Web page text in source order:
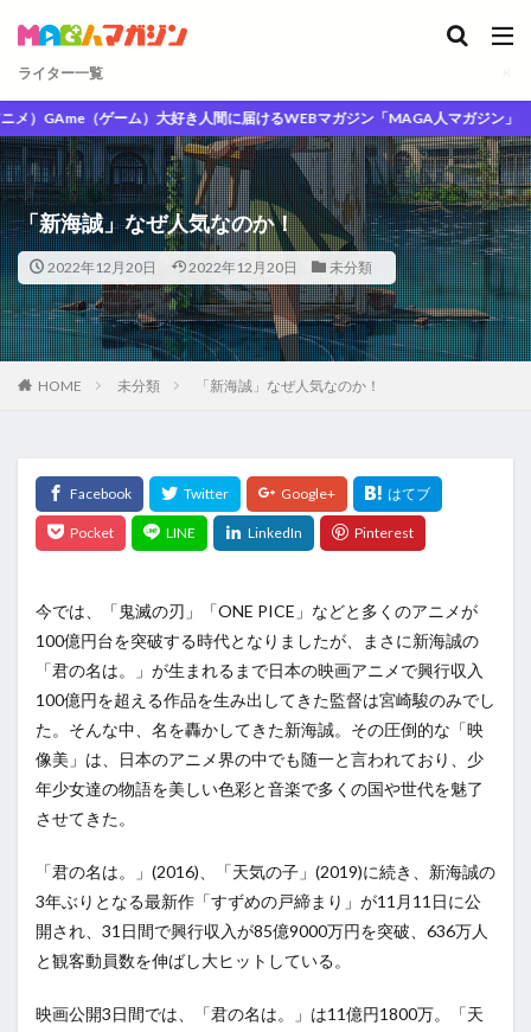
ライター一覧
（ゲーム）大好き人間に届けるWEBマガジン「MAGA人マガジン」
「新海誠」なぜ人気なのか！
2022年12月20日 2022年12月20日 未分類
HOME 未分類 「新海誠」なぜ人気なのか！
今では、「鬼滅の刃」「ONE PICE」などと多くのアニメが
100億円台を突破する時代となりましたが、まさに新海誠の
「君の名は。」が生まれるまで日本の映画アニメで興行収入
100億円を超える作品を生み出してきた監督は宮崎駿のみでし
た。そんな中、名を轟かしてきた新海誠。その圧倒的な「映
像美」は、日本のアニメ界の中でも随一と言われており、少
年少女達の物語を美しい色彩と音楽で多くの国や世代を魅了
させてきた。
「君の名は。」(2016)、「天気の子」(2019)に続き、新海誠の
3年ぶりとなる最新作「すずめの戸締まり」が11月11日に公
開され、31日間で興行収入が85億9000万円を突破、636万人
と観客動員数を伸ばし大ヒットしている。
映画公開3日間では、「君の名は。」は11億円1800万。「天